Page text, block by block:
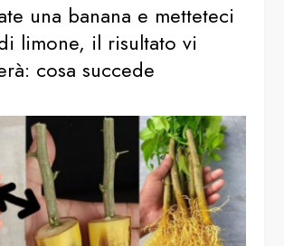
una banana e metteteci
limone, il risultato vi
cosa succede